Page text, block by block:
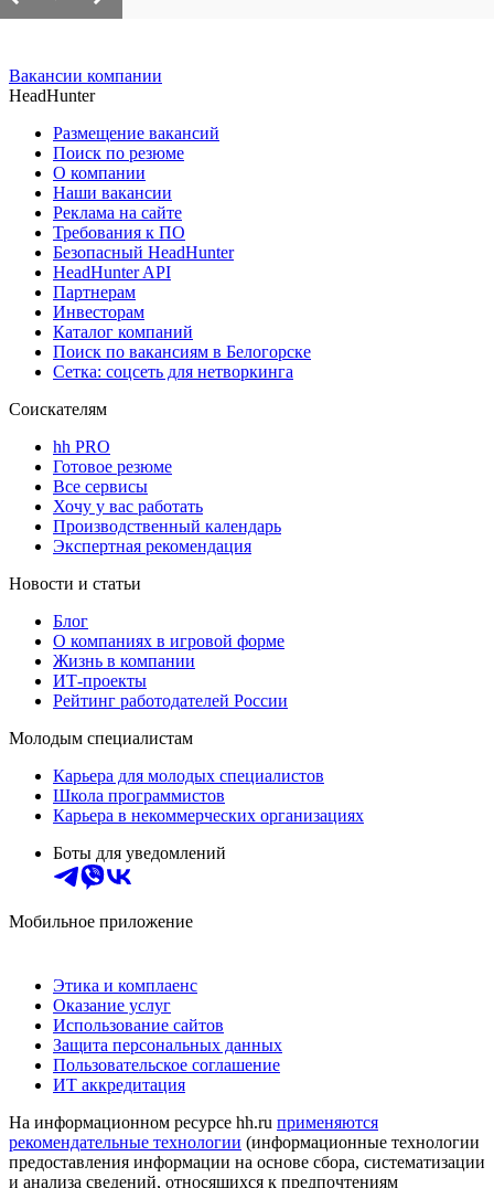
Вакансии компании
HeadHunter
Размещение вакансий
Поиск по резюме
О компании
Наши вакансии
Реклама на сайте
Требования к ПО
Безопасный HeadHunter
HeadHunter API
Партнерам
Инвесторам
Каталог компаний
Поиск по вакансиям в Белогорске
Сетка: соцсеть для нетворкинга
Соискателям
hh PRO
Готовое резюме
Все сервисы
Хочу у вас работать
Производственный календарь
Экспертная рекомендация
Новости и статьи
Блог
О компаниях в игровой форме
Жизнь в компании
ИТ-проекты
Рейтинг работодателей России
Молодым специалистам
Карьера для молодых специалистов
Школа программистов
Карьера в некоммерческих организациях
Боты для уведомлений
Мобильное приложение
Этика и комплаенс
Оказание услуг
Использование сайтов
Защита персональных данных
Пользовательское соглашение
ИТ аккредитация
На информационном ресурсе hh.ru применяются
рекомендательные технологии (информационные технологии
предоставления информации на основе сбора, систематизации
и анализа сведений, относящихся к предпочтениям